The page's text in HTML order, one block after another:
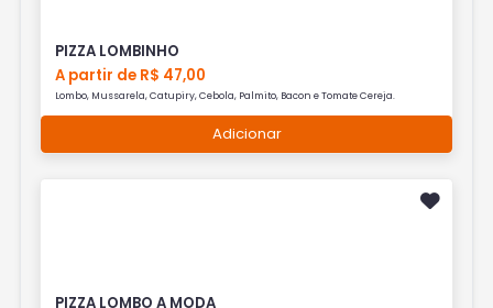
PIZZA LOMBINHO
A partir de R$ 47,00
Lombo, Mussarela, Catupiry, Cebola, Palmito, Bacon e Tomate Cereja.
Adicionar
PIZZA LOMBO A MODA